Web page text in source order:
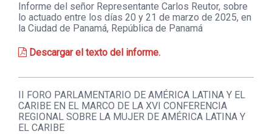
Informe del señor Representante Carlos Reutor, sobre
lo actuado entre los días 20 y 21 de marzo de 2025, en
la Ciudad de Panamá, República de Panamá
Descargar el texto del informe.
II FORO PARLAMENTARIO DE AMÉRICA LATINA Y EL
CARIBE EN EL MARCO DE LA XVI CONFERENCIA
REGIONAL SOBRE LA MUJER DE AMÉRICA LATINA Y
EL CARIBE